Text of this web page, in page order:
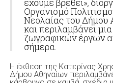
έχουμε βρεθεί»,
Οργανισμό
Νεολαίας του
και περιλαμβάνει
ζωγραφικών έργων
σήμερα.
Η έκθεση της Κατερίνας
Δήμου Αθηναίων